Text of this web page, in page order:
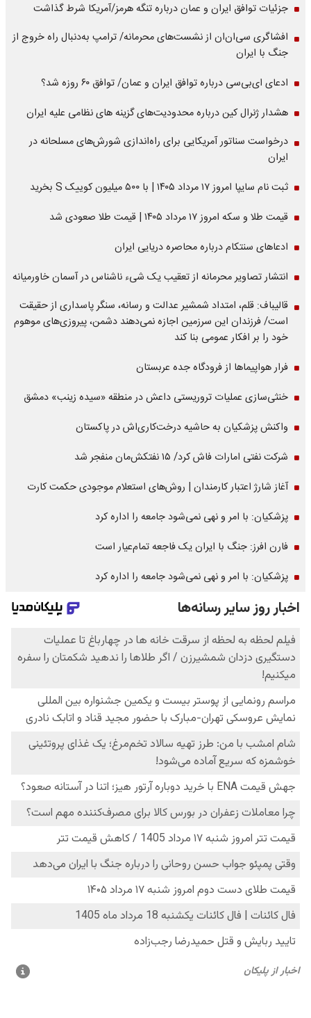
جزئیات توافق ایران و عمان درباره تنگه هرمز/آمریکا شرط گذاشت
افشاگری سی‌ان‌ان از نشست‌های محرمانه/ ترامپ به‌دنبال راه خروج از
جنگ با ایران
ادعای ای‌بی‌سی درباره توافق ایران و عمان/ توافق ۶۰ روزه شد؟
هشدار ژنرال کین درباره محدودیت‌های گزینه های نظامی علیه ایران
درخواست سناتور آمریکایی برای راه‌اندازی شورش‌های مسلحانه در
ایران
ثبت نام سایپا امروز ۱۷ مرداد ۱۴۰۵ | با ۵۰۰ میلیون کوییک S بخرید
قیمت طلا و سکه امروز ۱۷ مرداد ۱۴۰۵ | قیمت طلا صعودی شد
ادعاهای سنتکام درباره محاصره دریایی ایران
انتشار تصاویر محرمانه از تعقیب یک شیء ناشناس در آسمان خاورمیانه
قالیباف: قلم، امتداد شمشیر عدالت و رسانه، سنگر پاسداری از حقیقت
است/ فرزندان این سرزمین اجازه نمی‌دهند دشمن، پیروزی‌های موهوم
خود را بر افکار عمومی بنا کند
فرار هواپیماها از فرودگاه جده عربستان
خنثی‌سازی عملیات تروریستی داعش در منطقه «سیده زینب» دمشق
واکنش پزشکیان به حاشیه درخت‌کاری‌اش در پاکستان
شرکت نفتی امارات فاش کرد/ ۱۵ نفتکش‌مان منفجر شد
آغاز شارژ اعتبار کارمندان | روش‌های استعلام موجودی حکمت کارت
پزشکیان: با امر و نهی نمی‌شود جامعه را اداره کرد
فارن افرز: جنگ با ایران یک فاجعه تمام‌عیار است
پزشکیان: با امر و نهی نمی‌شود جامعه را اداره کرد